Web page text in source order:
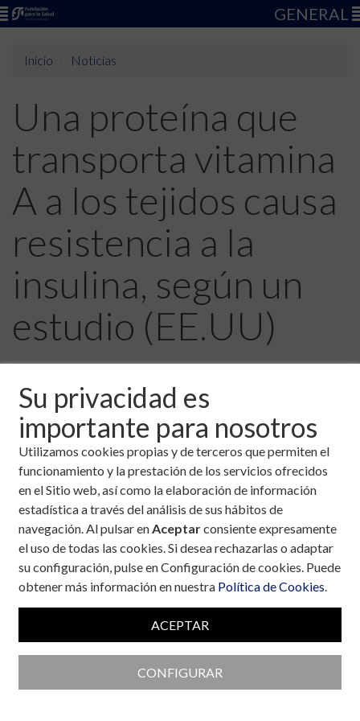
Su privacidad es
importante para nosotros
Utilizamos cookies propias y de terceros que permiten el
funcionamiento y la prestación de los servicios ofrecidos
en el Sitio web, así como la elaboración de información
estadística a través del análisis de sus hábitos de
navegación. Al pulsar enAceptarconsiente expresamente
el uso de todas las cookies. Si desea rechazarlas o adaptar
su configuración, pulse en Configuración de cookies. Puede
obtener más información en nuestra Política de Cookies.
ACEPTAR
CONFIGURAR
GENERAL
Inicio Noticias
Una proteína que
transporta vitamina
A a los tejidos causa
resistencia a la
insulina, según un
estudio (EE.UU)
Descargar fichero de la noticia completa (formato
pdf)